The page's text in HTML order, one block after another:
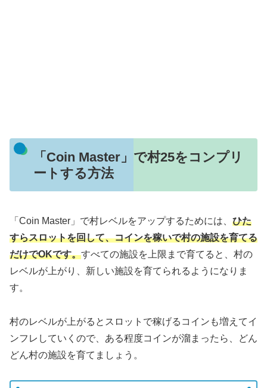
「Coin Master」で村25をコンプリ
ートする方法
「Coin Master」で村レベルをアップするためには、 ひた
すらスロットを回して、コインを稼いで村の施設を育てる
だけでOKです。すべての施設を上限まで育てると、村の
レベルが上がり、新しい施設を育てられるようになりま
す。
村のレベルが上がるとスロットで稼げるコインも増えてイ
ンフレしていくので、ある程度コインが溜まったら、どん
どん村の施設を育てましょう。